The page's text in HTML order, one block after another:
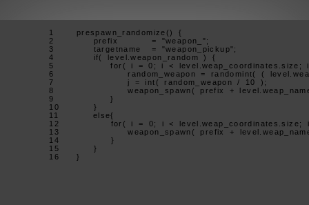
      1   prespawn_randomize() {
      2     prefix		= "weapon_";
      3     targetname	= "weapon_pickup";
      4     if( level.weapon_random ) {
5       for( i = 0; i < level.weap_coordinates.size;
6         random_weapon = randomint( (
      7         j = int( random_weapon / 10 );
8         weapon_spawn( prefix + level.weap_name[j],
      9       }
      10    }
      11    else{
12      for( i = 0; i < level.weap_coordinates.size;
13        weapon_spawn( prefix + level.weap_name[i],
      14      }
      15    }
      16  }